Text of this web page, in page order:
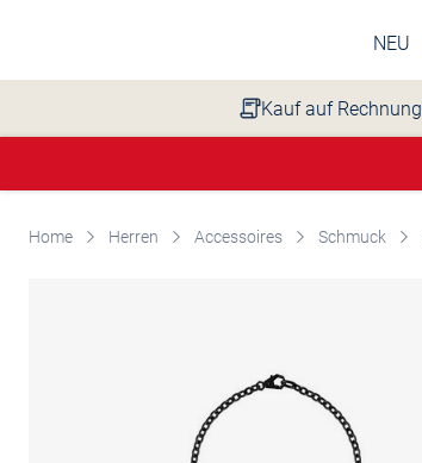
NEU
Kauf auf Rechnung
Home Herren Accessoires Schmuck